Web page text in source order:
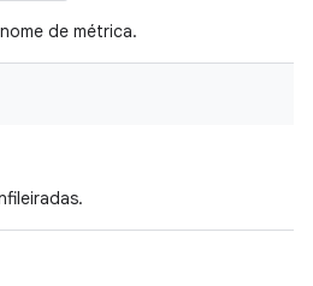
de métrica.